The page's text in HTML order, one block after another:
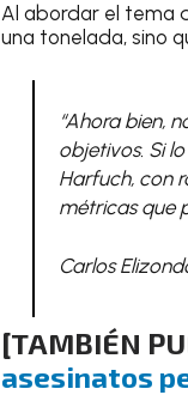
Al abordar el tema
una tonelada, sino
“Ahora bien,
objetivos. Si
Harfuch, con
métricas que
Carlos
[TAMBIÉN
asesinatos